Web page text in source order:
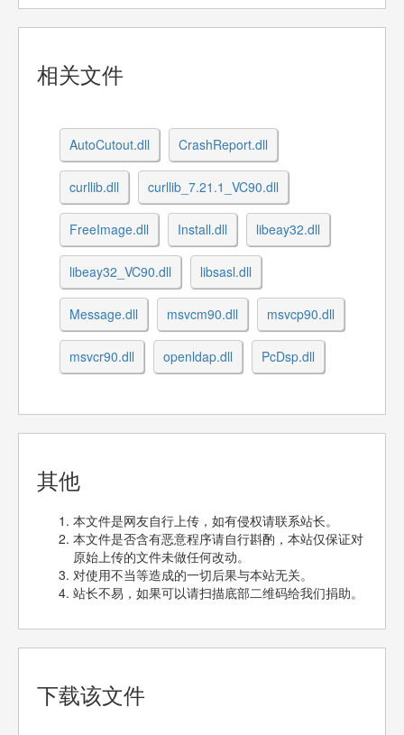
相关文件
AutoCutout.dll CrashReport.dll
curllib.dll curllib_7.21.1_VC90.dll
FreeImage.dll Install.dll libeay32.dll
libeay32_VC90.dll libsasl.dll
Message.dll msvcm90.dll msvcp90.dll
msvcr90.dll openldap.dll PcDsp.dll
其他
本文件是网友自行上传，如有侵权请联系站长。
本文件是否含有恶意程序请自行斟酌，本站仅保证对
原始上传的文件未做任何改动。
对使用不当等造成的一切后果与本站无关。
站长不易，如果可以请扫描底部二维码给我们捐助。
下载该文件